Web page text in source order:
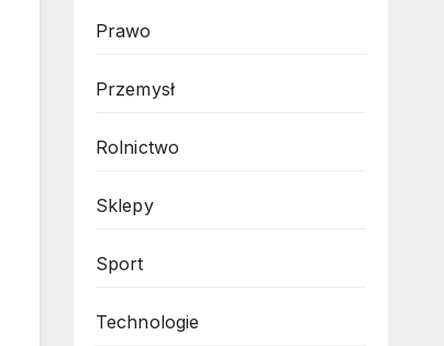
Prawo
Przemysł
Rolnictwo
Sklepy
Sport
Technologie